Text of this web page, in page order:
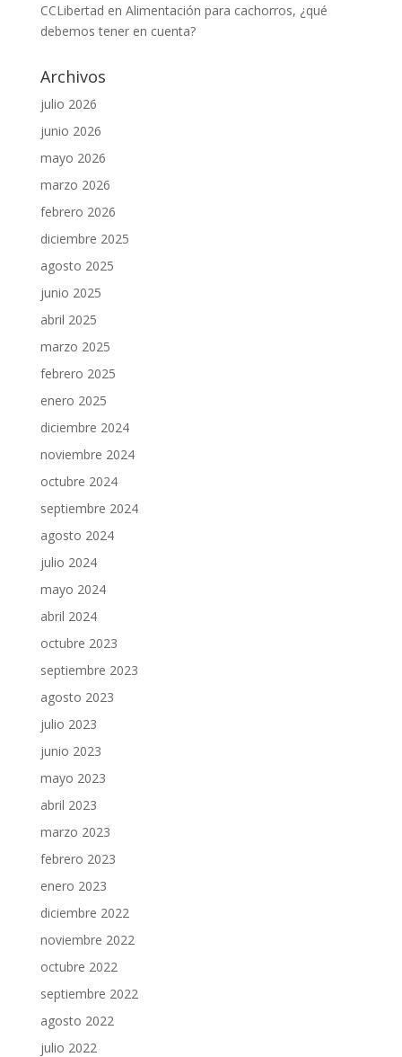
CCLibertad en Alimentación para cachorros, ¿qué
debemos tener en cuenta?
Archivos
julio 2026
junio 2026
mayo 2026
marzo 2026
febrero 2026
diciembre 2025
agosto 2025
junio 2025
abril 2025
marzo 2025
febrero 2025
enero 2025
diciembre 2024
noviembre 2024
octubre 2024
septiembre 2024
agosto 2024
julio 2024
mayo 2024
abril 2024
octubre 2023
septiembre 2023
agosto 2023
julio 2023
junio 2023
mayo 2023
abril 2023
marzo 2023
febrero 2023
enero 2023
diciembre 2022
noviembre 2022
octubre 2022
septiembre 2022
agosto 2022
julio 2022